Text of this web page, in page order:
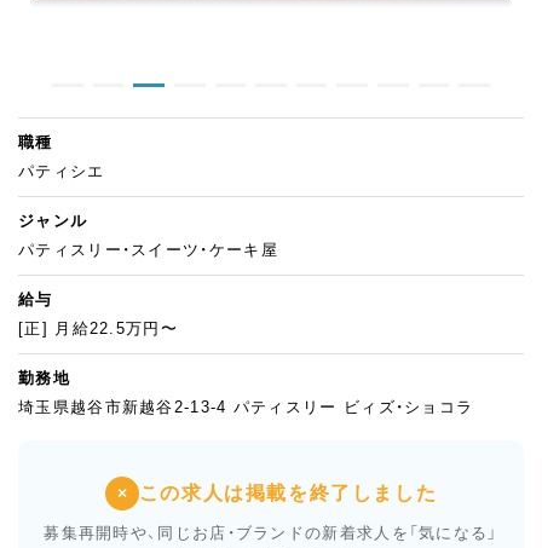
職種
パティシエ
ジャンル
パティスリー・スイーツ・ケーキ屋
給与
[正] 月給22.5万円〜
勤務地
埼玉県越谷市新越谷2-13-4 パティスリー ビィズ・ショコラ
× この求人は掲載を終了しました
募集再開時や、同じお店・ブランドの新着求人を 「気になる」